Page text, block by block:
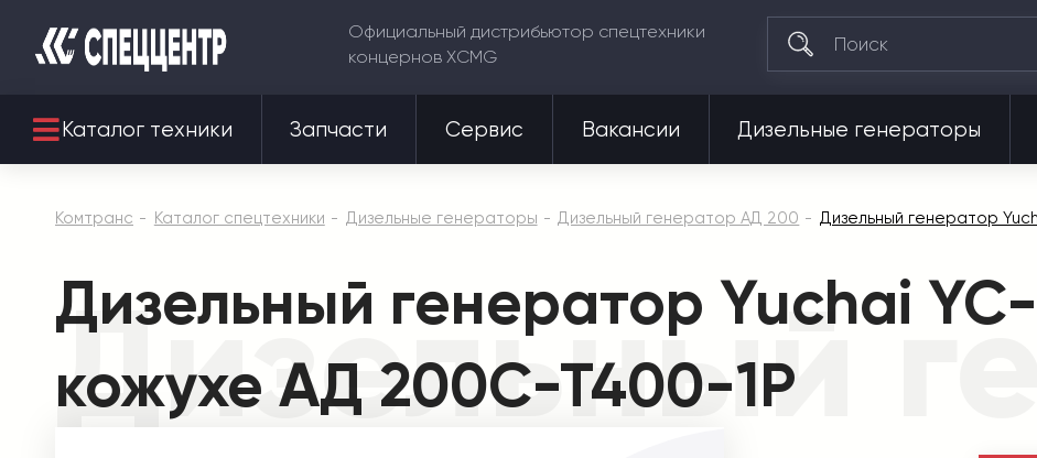
Официальный дистрибьютор спецтехники
концернов XCMG
Каталог техники Запчасти Сервис Вакансии Дизельные генераторы
Комтранс Каталог спецтехники Дизельные генераторы Дизельный генератор АД 200 Дизельный генератор
Дизельный
Дизельный генератор Yuchai
кожухе АД 200С-Т400-1Р